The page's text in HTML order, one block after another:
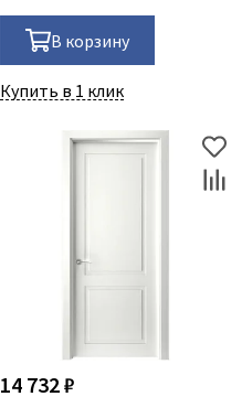
В корзину
Купить в 1 клик
14 732 ₽